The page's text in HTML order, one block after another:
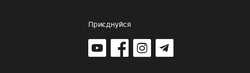
Приєднуйся